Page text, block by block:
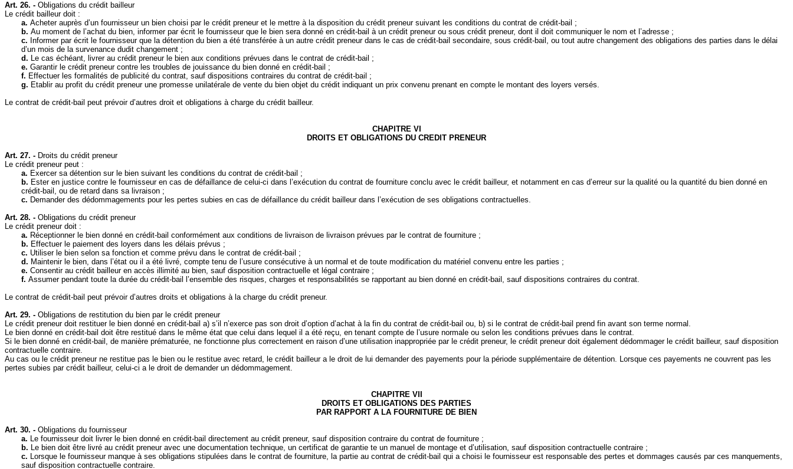
Art. 26. - Obligations du crédit bailleur
Le crédit bailleur doit :
a.Acheter auprès d’un fournisseur un bien choisi par le crédit preneur et le mettre à la disposition du crédit preneur suivant les conditions du contrat de crédit‑bail ;
b.Au moment de l’achat du bien, informer par écrit le fournisseur que le bien sera donné en crédit‑bail à un crédit preneur ou sous crédit preneur, dont il doit communiquer le nom et l’adresse ;
c. Informer par écrit le fournisseur que la détention du bien a été transférée à un autre crédit preneur dans le cas de crédit‑bail secondaire, sous crédit‑bail, ou tout autre changement des obligations des parties dans le délai
d’un mois de la survenance dudit changement ;
d. Le cas échéant, livrer au crédit preneur le bien aux conditions prévues dans le contrat de crédit‑bail ;
e.Garantir le crédit preneur contre les troubles de jouissance du bien donné en crédit‑bail ;
f. Effectuer les formalités de publicité du contrat, sauf dispositions contraires du contrat de crédit‑bail ;
g. Etablir au profit du crédit preneur une promesse unilatérale de vente du bien objet du crédit indiquant un prix convenu prenant en compte le montant des loyers versés.
Le contrat de crédit‑bail peut prévoir d’autres droit et obligations à charge du crédit bailleur.
CHAPITRE VI
DROITS ET OBLIGATIONS DU CREDIT PRENEUR
Art. 27. - Droits du crédit preneur
Le crédit preneur peut :
a. Exercer sa détention sur le bien suivant les conditions du contrat de crédit‑bail ;
b. Ester en justice contre le fournisseur en cas de défaillance de celui-ci dans l’exécution du contrat de fourniture conclu avec le crédit bailleur, et notamment en cas d’erreur sur la qualité ou la quantité du bien donné en
crédit‑bail, ou de retard dans sa livraison ;
c. Demander des dédommagements pour les pertes subies en cas de défaillance du crédit bailleur dans l’exécution de ses obligations contractuelles.
Art. 28. - Obligations du crédit preneur
Le crédit preneur doit :
a. Réceptionner le bien donné en crédit‑bail conformément aux conditions de livraison de livraison prévues par le contrat de fourniture ;
b. Effectuer le paiement des loyers dans les délais prévus ;
c. Utiliser le bien selon sa fonction et comme prévu dans le contrat de crédit‑bail ;
d. Maintenir le bien, dans l’état ou il a été livré, compte tenu de l’usure consécutive à un normal et de toute modification du matériel convenu entre les parties ;
e.Consentir au crédit bailleur en accès illimité au bien, sauf disposition contractuelle et légal contraire ;
f.Assumer pendant toute la durée du crédit‑bail l’ensemble des risques, charges et responsabilités se rapportant au bien donné en crédit‑bail, sauf dispositions contraires du contrat.
Le contrat de crédit‑bail peut prévoir d’autres droits et obligations à la charge du crédit preneur.
Art. 29. - Obligations de restitution du bien par le crédit preneur
Le crédit preneur doit restituer le bien donné en crédit‑bail a) s’il n’exerce pas son droit d’option d’achat à la fin du contrat de crédit‑bail ou, b) si le contrat de crédit‑bail prend fin avant son terme normal.
Le bien donné en crédit‑bail doit être restitué dans le même état que celui dans lequel il a été reçu, en tenant compte de l’usure normale ou selon les conditions prévues dans le contrat.
Si le bien donné en crédit‑bail, de manière prématurée, ne fonctionne plus correctement en raison d’une utilisation inappropriée par le crédit preneur, le crédit preneur doit également dédommager le crédit bailleur, sauf disposition
contractuelle contraire.
Au cas ou le crédit preneur ne restitue pas le bien ou le restitue avec retard, le crédit bailleur a le droit de lui demander des payements pour la période supplémentaire de détention. Lorsque ces payements ne couvrent pas les
pertes subies par crédit bailleur, celui-ci a le droit de demander un dédommagement.
CHAPITRE VII
DROITS ET OBLIGATIONS DES PARTIES
PAR RAPPORT A LA FOURNITURE DE BIEN
Art. 30. - Obligations du fournisseur
a. Le fournisseur doit livrer le bien donné en crédit‑bail directement au crédit preneur, sauf disposition contraire du contrat de fourniture ;
b. Le bien doit être livré au crédit preneur avec une documentation technique, un certificat de garantie te un manuel de montage et d’utilisation, sauf disposition contractuelle contraire ;
c. Lorsque le fournisseur manque à ses obligations stipulées dans le contrat de fourniture, la partie au contrat de crédit‑bail qui a choisi le fournisseur est responsable des pertes et dommages causés par ces manquements,
sauf disposition contractuelle contraire.